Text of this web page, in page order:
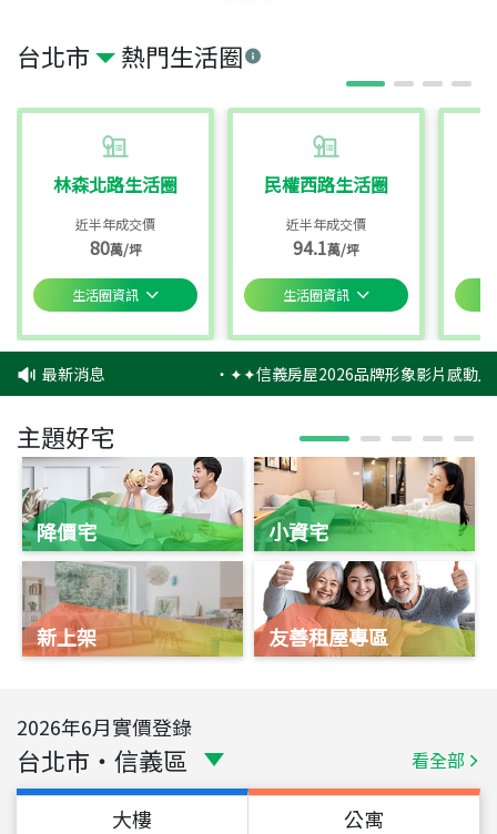
台北市 熱門生活圈
林森北路生活圈
近半年成交價
80萬/坪
生活圈資訊
民權西路生活圈
近半年成交價
94.1萬/坪
生活圈資訊
最新消息 ‧✦✦信義房屋2026品牌形象影片感動
主題好宅
降價宅
新上架
小資宅
友善租屋專區
2026年6月實價登錄
台北市 ・ 信義區 看全部
大樓 公寓